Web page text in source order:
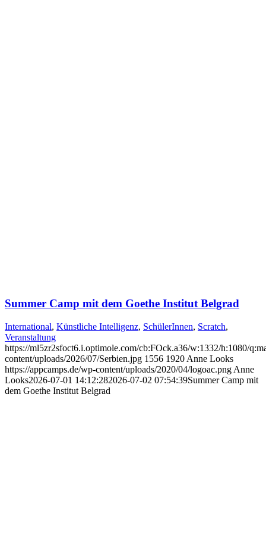
Summer Camp mit dem Goethe Institut Belgrad
International, Künstliche Intelligenz, SchülerInnen, Scratch,
Veranstaltung
https://ml5zr2sfoct6.i.optimole.com/cb:FOck.a36/w:1332/h:1080/
content/uploads/2026/07/Serbien.jpg 1556 1920 Anne Looks
https://appcamps.de/wp-content/uploads/2020/04/logoac.png Anne
Looks2026-07-01 14:12:282026-07-02 07:54:39Summer Camp mit
dem Goethe Institut Belgrad